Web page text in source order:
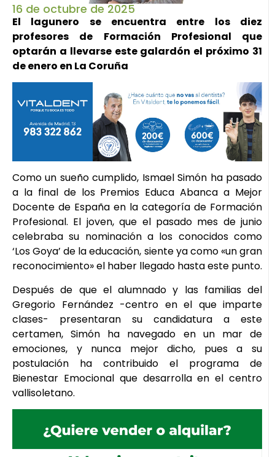
16 de octubre de 2025
El lagunero se encuentra entre los diez
profesores de Formación Profesional que
optarán a llevarse este galardón el próximo 31
de enero en La Coruña
Como un sueño cumplido, Ismael Simón ha pasado
a la final de los Premios Educa Abanca a Mejor
Docente de España en la categoría de Formación
Profesional. El joven, que el pasado mes de junio
celebraba su nominación a los conocidos como
‘Los Goya’ de la educación, siente ya como «un gran
reconocimiento» el haber llegado hasta este punto.
Después de que el alumnado y las familias del
Gregorio Fernández -centro en el que imparte
clases- presentaran su candidatura a este
certamen, Simón ha navegado en un mar de
emociones, y nunca mejor dicho, pues a su
postulación ha contribuido el programa de
Bienestar Emocional que desarrolla en el centro
vallisoletano.